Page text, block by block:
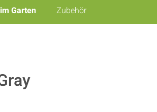
Garten Zubehör